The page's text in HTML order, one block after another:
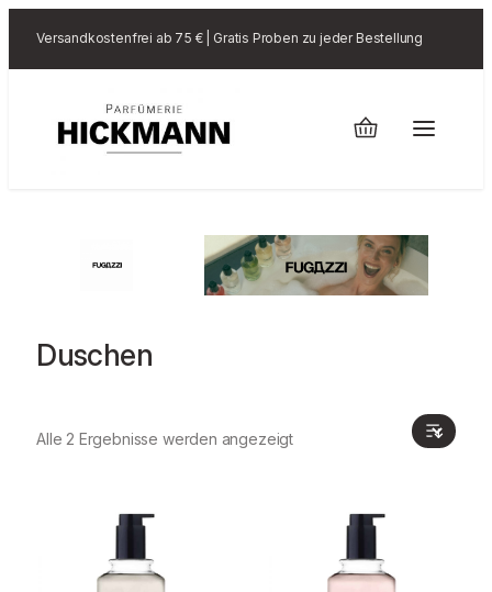
Versandkostenfrei ab 75 € | Gratis Proben zu jeder Bestellung
Duschen
Alle 2 Ergebnisse werden angezeigt